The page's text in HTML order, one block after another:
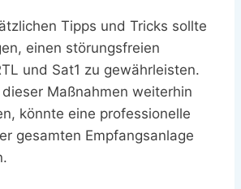
Tipps und Tricks sollte
einen störungsfreien
und Sat1 zu gewährleisten.
Maßnahmen weiterhin
könnte eine professionelle
gesamten Empfangsanlage